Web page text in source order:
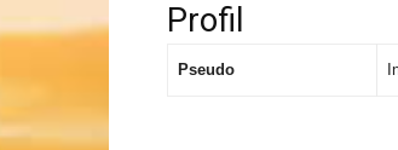
Profil
Pseudo